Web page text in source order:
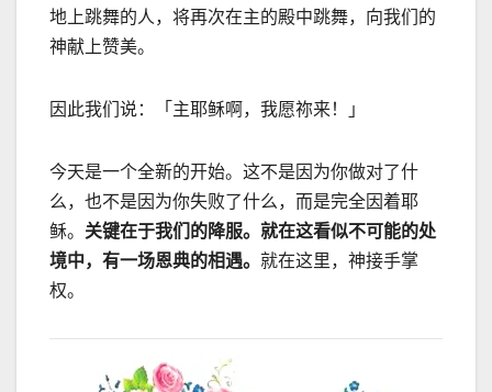
地上跳舞的人，将再次在主的殿中跳舞，向我们的
神献上赞美。
因此我们说：「主耶稣啊，我愿祢来！」
今天是一个全新的开始。这不是因为你做对了什
么，也不是因为你失败了什么，而是完全因着耶
稣。 关键在于我们的降服。就在这看似不可能的处
境中，有一场恩典的相遇。 就在这里，神接手掌
权。